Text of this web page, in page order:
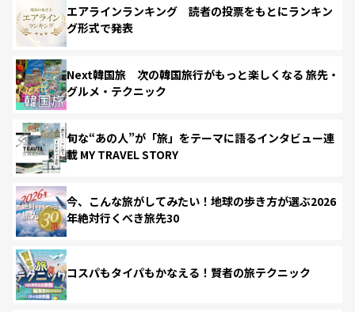
エアラインランキング 読者の投票をもとにランキン
グ形式で発表
Next韓国旅 次の韓国旅行がもっと楽しくなる 旅先・
グルメ・テクニック
旬な“あの人”が「旅」をテーマに語るインタビュー連
載 MY TRAVEL STORY
今、こんな旅がしてみたい！地球の歩き方が選ぶ2026
年絶対行くべき旅先30
コスパもタイパもかなえる！賢者の旅テクニック